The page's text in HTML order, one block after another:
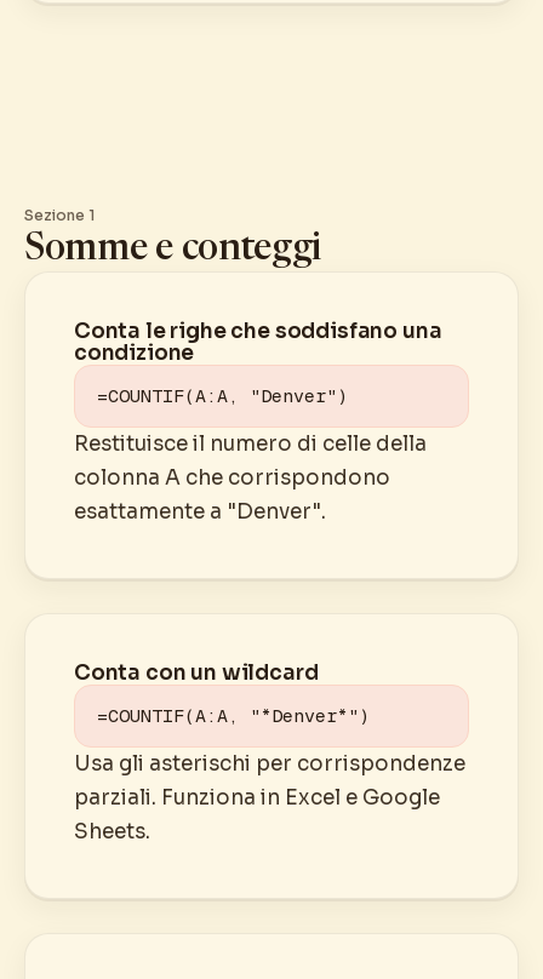
Sezione 1
Somme e conteggi
Conta le righe che soddisfano una
condizione
=COUNTIF(A:A, "Denver")
Restituisce il numero di celle della
colonna A che corrispondono
esattamente a "Denver".
Conta con un wildcard
=COUNTIF(A:A, "*Denver*")
Usa gli asterischi per corrispondenze
parziali. Funziona in Excel e Google
Sheets.